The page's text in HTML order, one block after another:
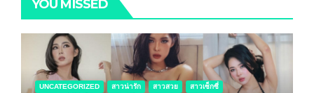
YOU MISSED
UNCATEGORIZED สาวน่ารัก สาวสวย สาวเซ็กซี่